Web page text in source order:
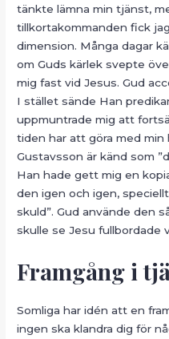
tänkte lämna min tjänst,
tillkortakommanden fick
dimension. Många dagar
om Guds kärlek svepte
mig fast vid Jesus. Gud
I stället sände Han
uppmuntrade mig att
tiden har att göra med min
Gustavsson är känd som
Han hade gett mig en
den igen och igen,
skuld”. Gud använde den
skulle se Jesu fullbordade
Framgång i
Somliga har idén att en
ingen ska klandra dig för